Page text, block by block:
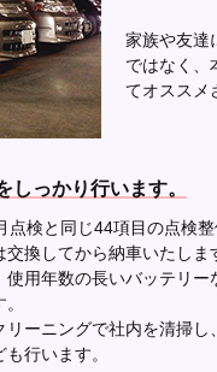
家族や友達
ではなく、
てオススメ
っかり行います。
点検と同じ44項目の点検
換してから納車いたしま
用年数の長いバッテリ
リーニングで社内を清掃
行います。